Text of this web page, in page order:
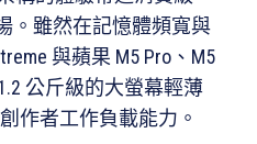
。雖然在記憶體頻寬與
與蘋果 M5 Pro、M5
公斤級的大螢幕輕薄
作者工作負載能力。